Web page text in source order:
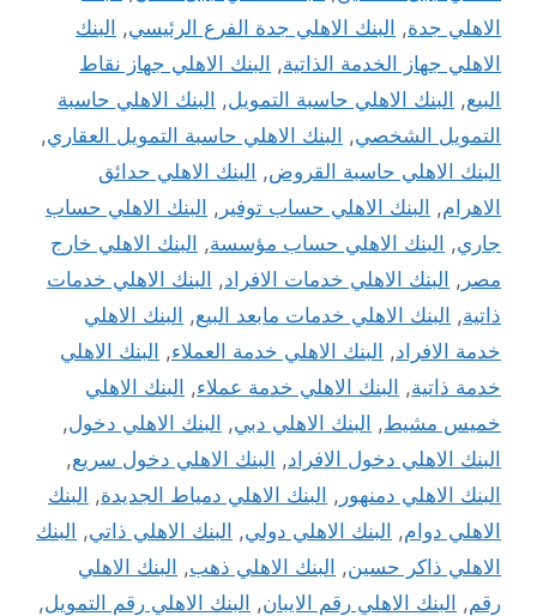
الاهلي جدة, البنك الاهلي جدة الفرع الرئيسي, البنك
الاهلي جهاز الخدمة الذاتية, البنك الاهلي جهاز نقاط
البيع, البنك الاهلي حاسبة التمويل, البنك الاهلي حاسبة
التمويل الشخصي, البنك الاهلي حاسبة التمويل العقاري,
البنك الاهلي حاسبة القروض, البنك الاهلي حدائق
الاهرام, البنك الاهلي حساب توفير , البنك الاهلي حساب
جاري, البنك الاهلي حساب مؤسسة, البنك الاهلي خارج
مصر , البنك الاهلي خدمات الافراد, البنك الاهلي خدمات
ذاتية, البنك الاهلي خدمات مابعد البيع, البنك الاهلي
خدمة الافراد, البنك الاهلي خدمة العملاء, البنك الاهلي
خدمة ذاتية, البنك الاهلي خدمة عملاء, البنك الاهلي
خميس مشيط, البنك الاهلي دبي, البنك الاهلي دخول,
البنك الاهلي دخول الافراد, البنك الاهلي دخول سريع,
البنك الاهلي دمنهور , البنك الاهلي دمياط الجديدة, البنك
الاهلي دوام, البنك الاهلي دولي, البنك الاهلي ذاتي, البنك
الاهلي ذاكر حسين, البنك الاهلي ذهب, البنك الاهلي
رقم, البنك الاهلي رقم الايبان, البنك الاهلي رقم التمويل,